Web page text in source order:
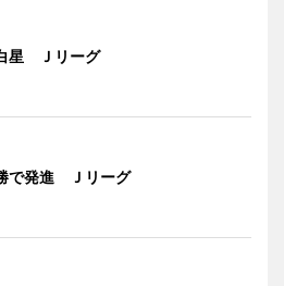
星 Ｊリーグ
で発進 Ｊリーグ